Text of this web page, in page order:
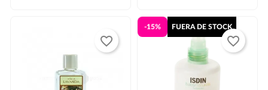
favorite_border
-15% FUERA DE STOCK
favorite_border